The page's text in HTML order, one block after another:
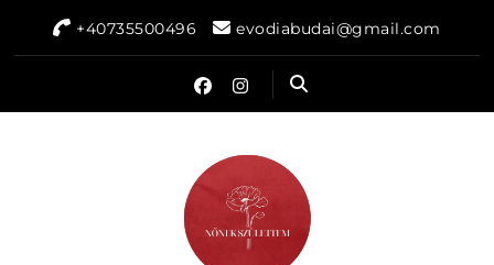
+40735500496 evodiabudai@gmail.com